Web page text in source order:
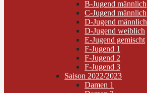
B-Jugend männlich
C-Jugend männlich
D-Jugend männlich
D-Jugend weiblich
E-Jugend gemischt
F-Jugend 1
F-Jugend 2
F-Jugend 3
Saison 2022/2023
Damen 1